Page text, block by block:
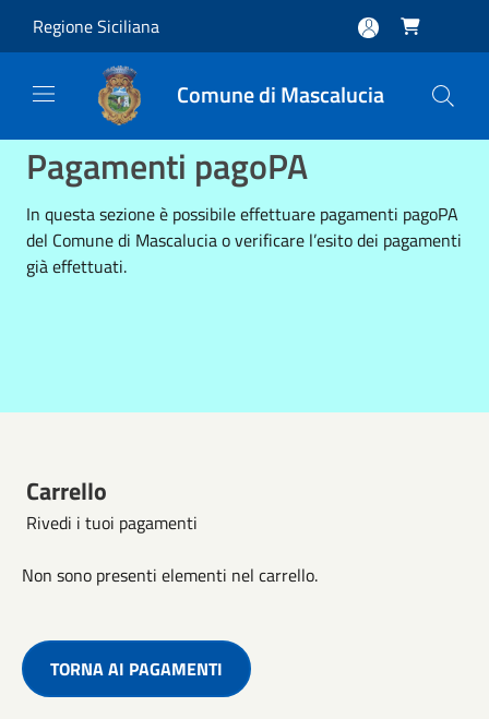
Regione Siciliana 
Comune di Mascalucia
Pagamenti pagoPA
In questa sezione è possibile effettuare pagamenti pagoPA
del Comune di Mascalucia o verificare l’esito dei pagamenti
già effettuati.
Carrello
Rivedi i tuoi pagamenti
Non sono presenti elementi nel carrello.
TORNA AI PAGAMENTI